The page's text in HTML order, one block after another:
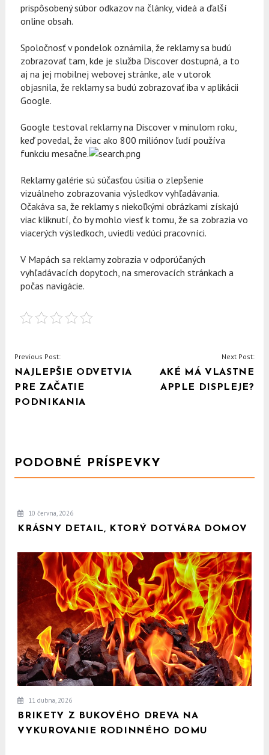
prispôsobený súbor odkazov na články, videá a ďalší
online obsah.
Spoločnosť v pondelok oznámila, že reklamy sa budú
zobrazovať tam, kde je služba Discover dostupná, a to
aj na jej mobilnej webovej stránke, ale v utorok
objasnila, že reklamy sa budú zobrazovať iba v aplikácii
Google.
Google testoval reklamy na Discover v minulom roku,
keď povedal, že viac ako 800 miliónov ľudí používa
funkciu mesačne.
Reklamy galérie sú súčasťou úsilia o zlepšenie
vizuálneho zobrazovania výsledkov vyhľadávania.
Očakáva sa, že reklamy s niekoľkými obrázkami získajú
viac kliknutí, čo by mohlo viesť k tomu, že sa zobrazia vo
viacerých výsledkoch, uviedli vedúci pracovníci.
V Mapách sa reklamy zobrazia v odporúčaných
vyhľadávacích dopytoch, na smerovacích stránkach a
počas navigácie.
NAVIGACE
PRO
PŘÍSPĚVEK
Previous Post:
NAJLEPŠIE ODVETVIA
PRE ZAČATIE
PODNIKANIA
Next Post:
AKÉ MÁ VLASTNE
APPLE DISPLEJE?
PODOBNÉ PRÍSPEVKY
10 června, 2026
KRÁSNY DETAIL, KTORÝ DOTVÁRA DOMOV
11 dubna, 2026
BRIKETY Z BUKOVÉHO DREVA NA
VYKUROVANIE RODINNÉHO DOMU